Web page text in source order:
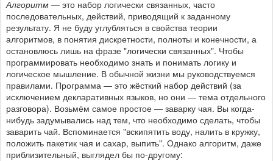
Алгоритм — это набор логически связанных, часто
последовательных, действий, приводящий к заданному
результату. Я не буду углубляться в свойства теории
алгоритмов, в понятия дискретности, полноты и конечности, а
остановлюсь лишь на фразе "логически связанных". Чтобы
программировать необходимо знать и понимать логику и
логическое мышление. В обычной жизни мы руководствуемся
правилами. Программа — это жёсткий набор действий (за
исключением декларативных языков, но они — тема отдельного
разговора). Возьмём самое простое — заварку чая. Вы когда-
нибудь задумывались над тем, что необходимо сделать, чтобы
заварить чай. Вспоминается "вскипятить воду, налить в кружку,
положить пакетик чая и сахар, выпить". Однако алгоритм, даже
приблизительный, выглядел бы по-другому: